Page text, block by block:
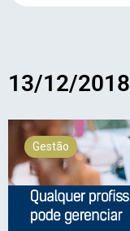
13/12/2018
Gestão